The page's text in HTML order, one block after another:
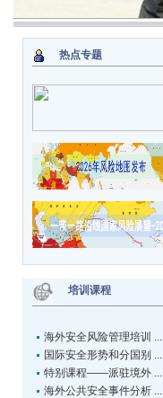
热点专题
培训课程
海外安全风险管理培训 ...
国际安全形势和分国别 ...
特别课程——派驻境外 ...
海外公共安全事件分析 ...